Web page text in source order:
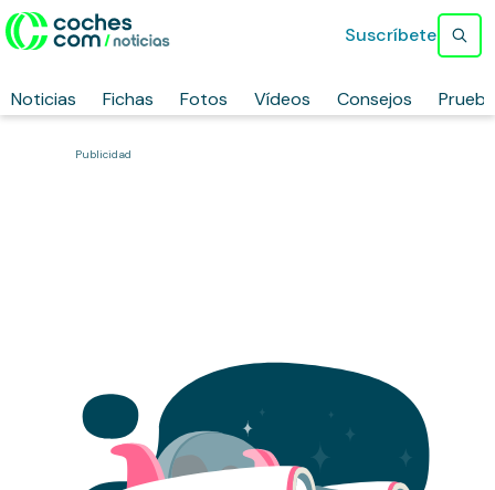
Noticias Fichas Fotos Vídeos Consejos
Suscríbete
Publicidad